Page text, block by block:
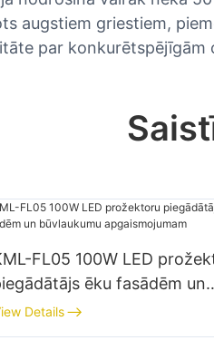
augstiem griestiem,
par
FL05 100W LED
ēku fasādēm un
apgaismojumam
Details